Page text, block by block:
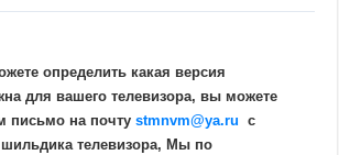
определить какая версия
для вашего телевизора, вы можете
письмо на почтуstmnvm@ya.ru c
телевизора, Мы по